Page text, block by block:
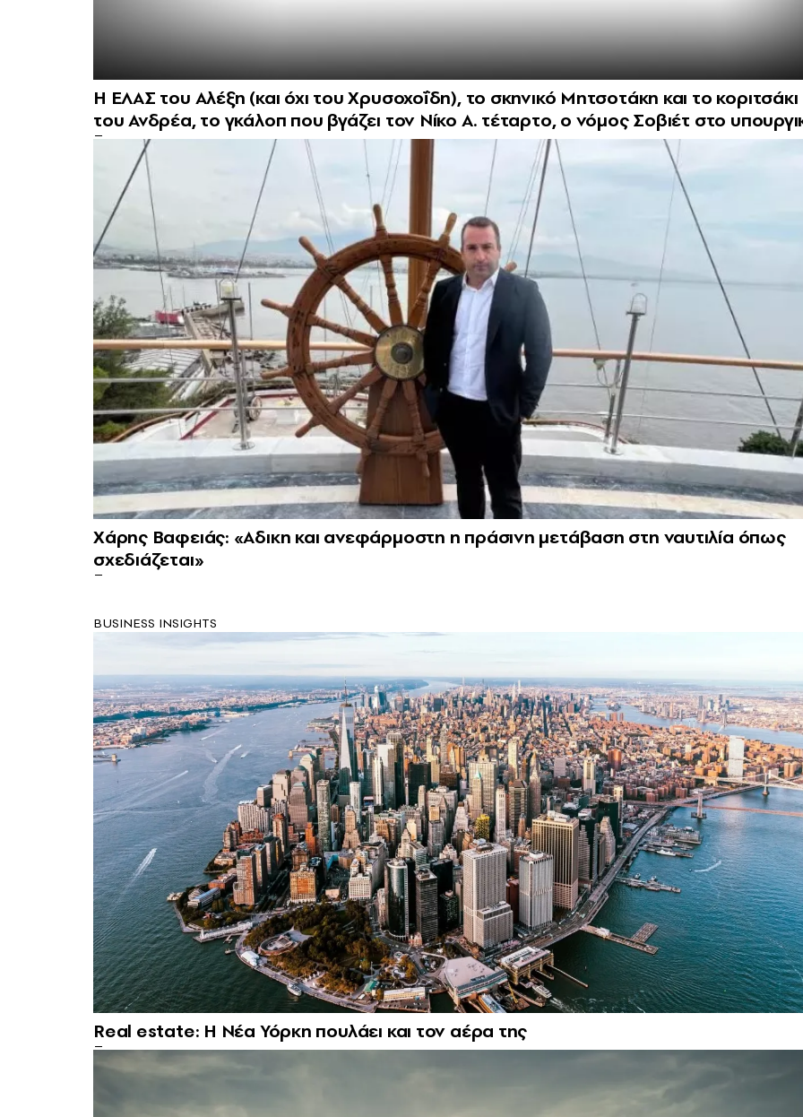
Η ΕΛΑΣ του Αλέξη (και όχι του Χρυσοχοΐδη), το σκηνικό Μητσοτάκη και το κοριτσάκι
του Ανδρέα, το γκάλοπ που βγάζει τον Νίκο Α. τέταρτο, ο νόμος Σοβιέτ στο
Χάρης Βαφειάς: «Aδικη και ανεφάρμοστη η πράσινη μετάβαση στη ναυτιλία όπως
σχεδιάζεται»
BUSINESS INSIGHTS
Real estate: H Νέα Υόρκη πουλάει και τον αέρα της